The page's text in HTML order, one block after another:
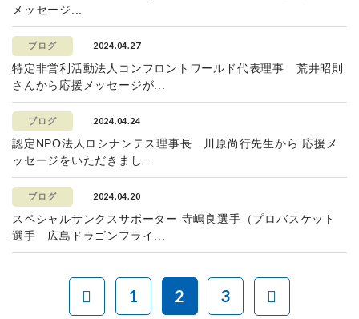
メッセージ...
ブログ 2024.04.27
特定非営利活動法人コンフロントワールド代表理事 荒井昭則
さんから応援メッセージが...
ブログ 2024.04.24
認定NPO法人ロシナンテス理事長 川原尚行先生から 応援メ
ッセージをいただきまし...
ブログ 2024.04.20
スペシャルサンクスサポーター 寺嶋良選手（プロバスケット
選手 広島ドラゴンフライ...
1 2 3